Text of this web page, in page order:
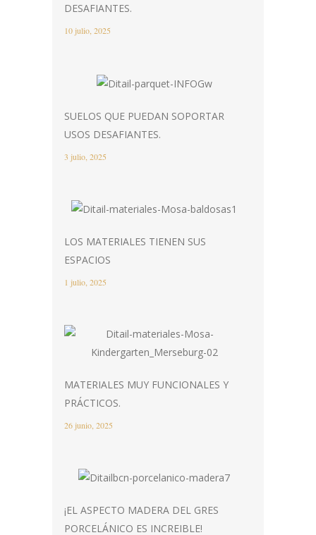
DESAFIANTES.
10 julio, 2025
SUELOS QUE PUEDAN SOPORTAR
USOS DESAFIANTES.
3 julio, 2025
LOS MATERIALES TIENEN SUS
ESPACIOS
1 julio, 2025
MATERIALES MUY FUNCIONALES Y
PRÁCTICOS.
26 junio, 2025
¡EL ASPECTO MADERA DEL GRES
PORCELÁNICO ES INCREIBLE!